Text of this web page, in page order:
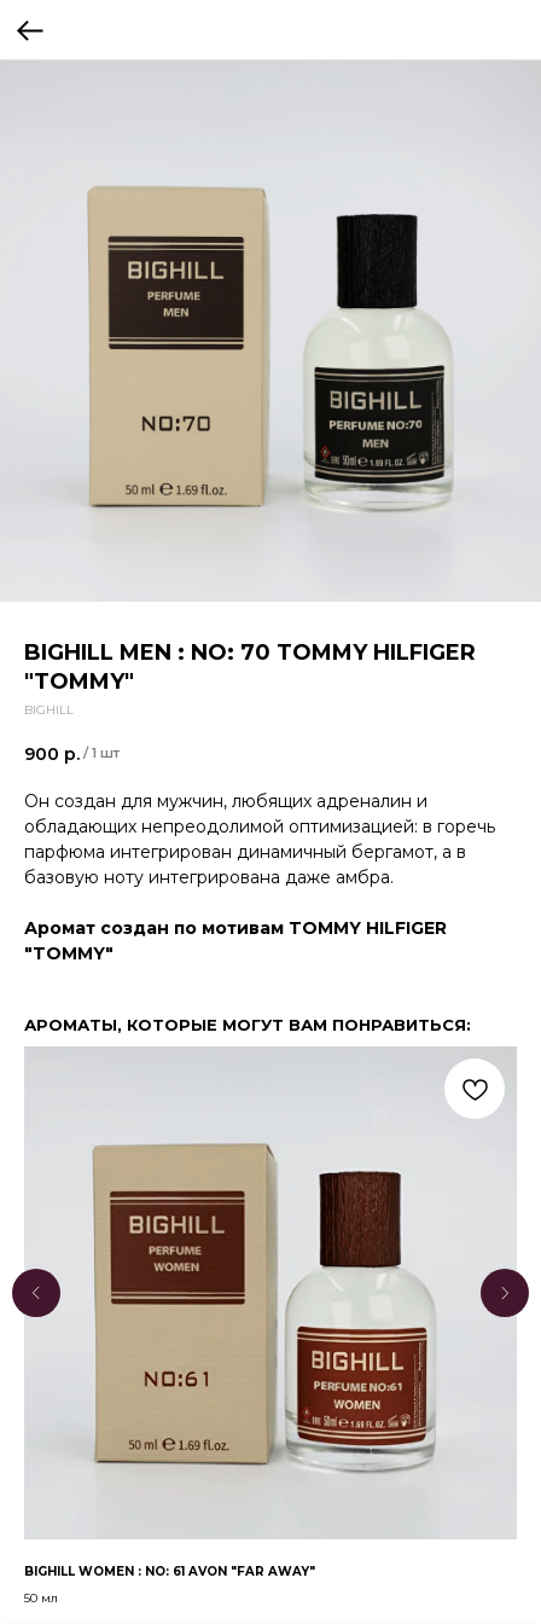
BIGHILL MEN : NO: 70 TOMMY HILFIGER
"TOMMY"
BIGHILL
900 р. / 1 шт
Он создан для мужчин, любящих адреналин и
обладающих непреодолимой оптимизацией: в горечь
парфюма интегрирован динамичный бергамот, а в
базовую ноту интегрирована даже амбра.
Аромат создан по мотивам TOMMY HILFIGER
"TOMMY"
АРОМАТЫ, КОТОРЫЕ МОГУТ ВАМ ПОНРАВИТЬСЯ:
BIGHILL WOMEN : NO: 61 AVON "FAR AWAY"
50 мл